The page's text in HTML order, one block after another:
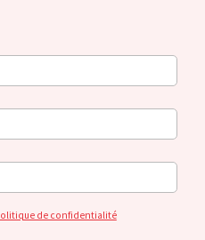
de confidentialité